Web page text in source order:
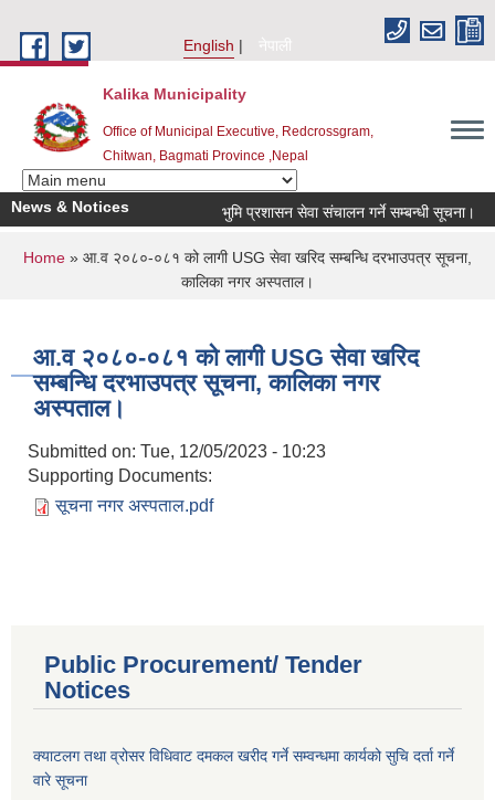
English
नेपाली
Kalika Municipality
Office of Municipal Executive, Redcrossgram,
Chitwan, Bagmati Province ,Nepal
News & Notices भुमि प्रशासन सेवा संचालन गर्ने सम्बन्धी सूचना।
You are here
Home » आ.व २०८०-०८१ को लागी USG सेवा खरिद सम्बन्धि दरभाउपत्र सूचना,
कालिका नगर अस्पताल।
आ.व २०८०-०८१ को लागी USG सेवा खरिद
सम्बन्धि दरभाउपत्र सूचना, कालिका नगर
अस्पताल।
Submitted on: Tue, 12/05/2023 - 10:23
Supporting Documents:
सूचना नगर अस्पताल.pdf
Public Procurement/ Tender
Notices
क्याटलग तथा व्रोसर विधिवाट दमकल खरीद गर्ने सम्वन्धमा कार्यको सुचि दर्ता गर्ने
वारे सूचना